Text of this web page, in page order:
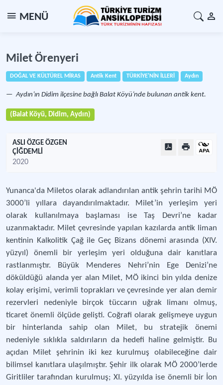
MENÜ
Milet Örenyeri
DOĞAL VE KÜLTÜREL MİRAS Antik Kent TÜRKİYE'NİN İLLERİ Aydın
Aydın’ın Didim ilçesine bağlı Balat Köyü’nde bulunan antik kent.
(Balat Köyü, Didim, Aydın)
ASLI ÖZGE ÖZGEN
ÇİĞDEMLİ
2020
Yunanca'da Miletos olarak adlandırılan antik şehrin tarihi MÖ
3000’li yıllara dayandırılmaktadır. Milet’in yerleşim yeri
olarak kullanılmaya başlaması ise Taş Devri’ne kadar
uzanmaktadır. Milet çevresinde yapılan kazılarda antik liman
kentinin Kalkolitik Çağ ile Geç Bizans dönemi arasında (XIV.
yüzyıl) önemli bir yerleşim yeri olduğuna dair kanıtlara
rastlanmıştır. Büyük Menderes Nehri’nin Ege Denizi’ne
döküldüğü alanda yer alan Milet, MÖ ikinci bin yılda denize
kolay erişimi, verimli toprakları ve çevresinde yer alan demir
rezervleri nedeniyle birçok tüccarın uğrak limanı olmuş,
ticaret önemli ölçüde gelişti. Coğrafi olarak gelişmeye uygun
bir hinterlanda sahip olan Milet, bu stratejik önemi
nedeniyle sıklıkla saldırıların da hedefi haline gelmiştir. Bu
açıdan Milet şehrinin iki kez kurulmuş olabileceğine dair
bilimsel kanıtlara ulaşılmıştır. Şehir ilk olarak MÖ 2000’lerde
Giritliler tarafından kurulmuş; XI. yüzyılda ise önemli bir İon